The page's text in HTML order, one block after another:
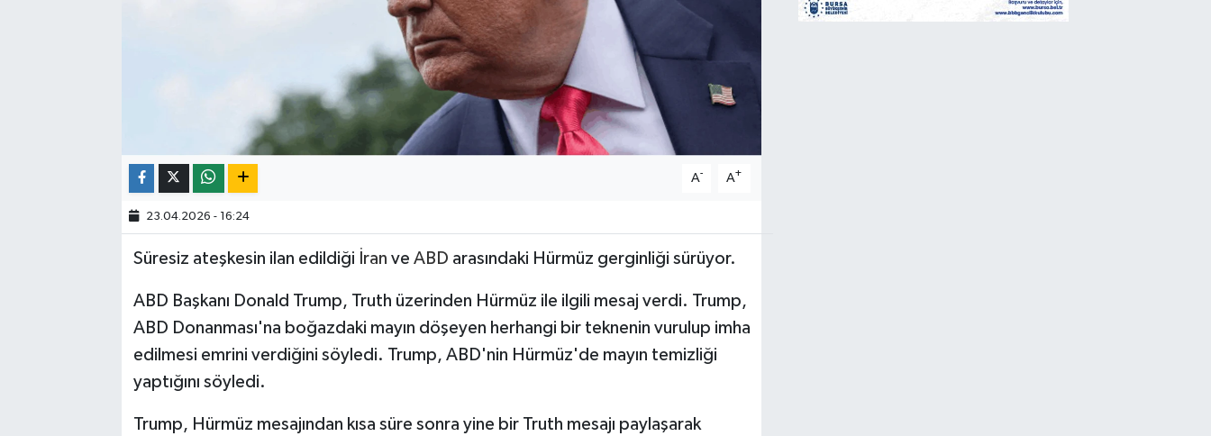
A- A+
23.04.2026 - 16:24
Süresiz ateşkesin ilan edildiği İran ve ABD arasındaki Hürmüz gerginliği sürüyor.
ABD Başkanı Donald Trump, Truth üzerinden Hürmüz ile ilgili mesaj verdi. Trump,
ABD Donanması'na boğazdaki mayın döşeyen herhangi bir teknenin vurulup imha
edilmesi emrini verdiğini söyledi. Trump, ABD'nin Hürmüz'de mayın temizliği
yaptığını söyledi.
Trump, Hürmüz mesajından kısa süre sonra yine bir Truth mesajı paylaşarak